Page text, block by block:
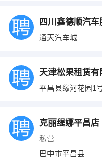
四川鑫德顺汽车
通天汽车城
平昌县缘河花园1
克丽缇娜平昌店
私营
巴中市平昌县